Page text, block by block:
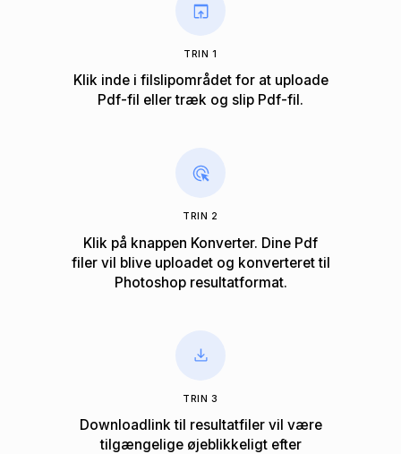
TRIN 1
Klik inde i filslipområdet for at uploade
Pdf-fil eller træk og slip Pdf-fil.
TRIN 2
Klik på knappen Konverter. Dine Pdf
filer vil blive uploadet og konverteret til
Photoshop ​​resultatformat.
TRIN 3
Downloadlink til resultatfiler vil være
tilgængelige øjeblikkeligt efter